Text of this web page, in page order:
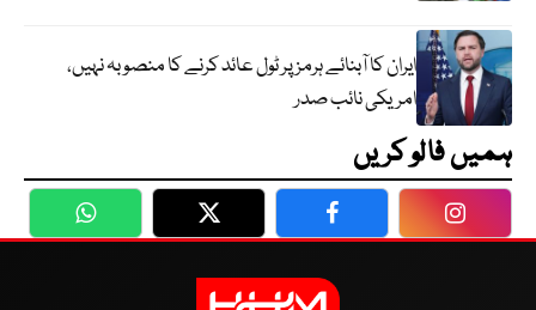
ایران کا آبنائے ہرمز پر ٹول عائد کرنے کا منصوبہ نہیں،
امریکی نائب صدر
ہمیں فالو کریں
WhatsApp Twitter Facebook